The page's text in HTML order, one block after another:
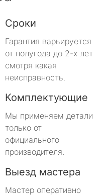
Сроки
Гарантия варьируется
от полугода до 2-х лет
смотря какая
неисправность.
Комплектующие
Мы применяем детали
только от
официального
производителя.
Выезд мастера
Мастер оперативно